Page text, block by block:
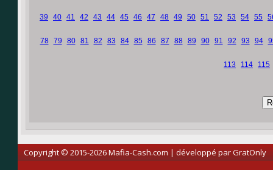
39 40 41 42 43 44 45 46 47 48 49 50 51 52 53 54 55
78 79 80 81 82 83 84 85 86 87 88 89 90 91 92 93 94
113 114 115
Copyright © 2015-2026 Mafia-Cash.com | développé parGratOnly